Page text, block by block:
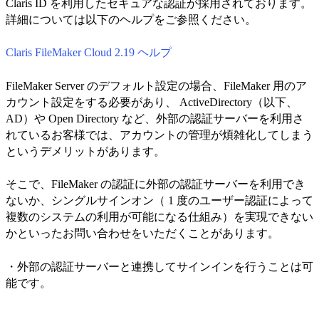
Claris ID を利用したセキュアな認証が採用されております。
詳細については以下のヘルプをご参照ください。
Claris FileMaker Cloud 2.19 ヘルプ
FileMaker Server のデフォルト設定の場合、FileMaker 用のア
カウント設定をする必要があり、 ActiveDirectory（以下、
AD）や Open Directory など、外部の認証サーバーを利用さ
れているお客様では、アカウントの管理が煩雑化してしまう
というデメリットがあります。
そこで、FileMaker の認証に外部の認証サーバーを利用でき
ないか、シングルサインオン（ 1 度のユーザー認証によって
複数のシステムの利用が可能になる仕組み）を実現できない
かといったお問い合わせをいただくことがあります。
・外部の認証サーバーと連携してサインインを行うことは可
能です。